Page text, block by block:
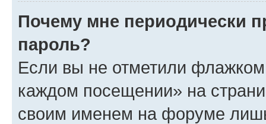
Почему мне периодически
пароль?
Если вы не отметили флажком
каждом посещении» на
своим именем на форуме